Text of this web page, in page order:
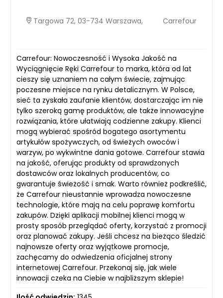
Targowa 72, 03-734 Warszawa, Carrefour
Carrefour: Nowoczesność i Wysoka Jakość na
Wyciągnięcie Ręki Carrefour to marka, która od lat
cieszy się uznaniem na całym świecie, zajmując
poczesne miejsce na rynku detalicznym. W Polsce,
sieć ta zyskała zaufanie klientów, dostarczając im nie
tylko szeroką gamę produktów, ale także innowacyjne
rozwiązania, które ułatwiają codzienne zakupy. Klienci
mogą wybierać spośród bogatego asortymentu
artykułów spożywczych, od świeżych owoców i
warzyw, po wykwintne dania gotowe. Carrefour stawia
na jakość, oferując produkty od sprawdzonych
dostawców oraz lokalnych producentów, co
gwarantuje świeżość i smak. Warto również podkreślić,
że Carrefour nieustannie wprowadza nowoczesne
technologie, które mają na celu poprawę komfortu
zakupów. Dzięki aplikacji mobilnej klienci mogą w
prosty sposób przeglądać oferty, korzystać z promocji
oraz planować zakupy. Jeśli chcesz na bieżąco śledzić
najnowsze oferty oraz wyjątkowe promocje,
zachęcamy do odwiedzenia oficjalnej strony
internetowej Carrefour. Przekonaj się, jak wiele
innowacji czeka na Ciebie w najbliższym sklepie!